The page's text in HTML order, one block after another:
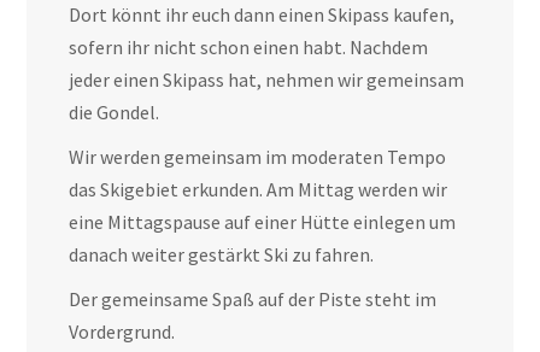
Dort könnt ihr euch dann einen Skipass kaufen,
sofern ihr nicht schon einen habt. Nachdem
jeder einen Skipass hat, nehmen wir gemeinsam
die Gondel.
Wir werden gemeinsam im moderaten Tempo
das Skigebiet erkunden. Am Mittag werden wir
eine Mittagspause auf einer Hütte einlegen um
danach weiter gestärkt Ski zu fahren.
Der gemeinsame Spaß auf der Piste steht im
Vordergrund.